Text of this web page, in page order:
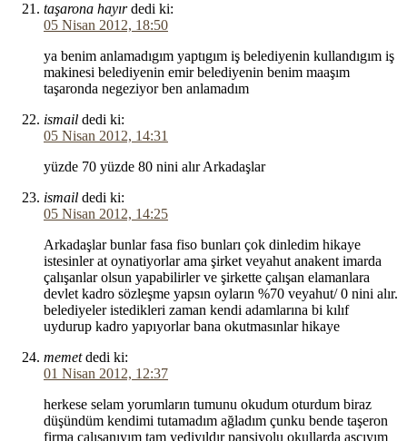
taşarona hayır dedi ki:
05 Nisan 2012, 18:50
ya benim anlamadıgım yaptıgım iş belediyenin kullandıgım iş
makinesi belediyenin emir belediyenin benim maaşım
taşaronda negeziyor ben anlamadım
ismail dedi ki:
05 Nisan 2012, 14:31
yüzde 70 yüzde 80 nini alır Arkadaşlar
ismail dedi ki:
05 Nisan 2012, 14:25
Arkadaşlar bunlar fasa fiso bunları çok dinledim hikaye
istesinler at oynatiyorlar ama şirket veyahut anakent imarda
çalışanlar olsun yapabilirler ve şirkette çalışan elamanlara
devlet kadro sözleşme yapsın oyların %70 veyahut/ 0 nini alır.
belediyeler istedikleri zaman kendi adamlarına bi kılıf
uydurup kadro yapıyorlar bana okutmasınlar hikaye
memet dedi ki:
01 Nisan 2012, 12:37
herkese selam yorumların tumunu okudum oturdum biraz
düşündüm kendimi tutamadım ağladım çunku bende taşeron
firma çalışanıyım tam yediyıldır pansiyolu okullarda aşçıyım